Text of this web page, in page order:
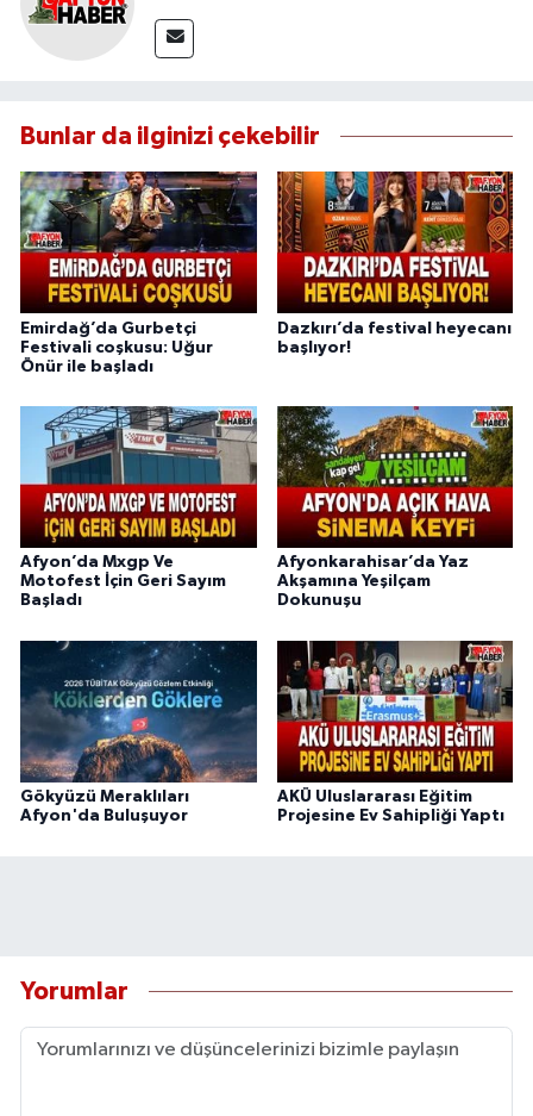
Bunlar da ilginizi çekebilir
Emirdağ’da Gurbetçi
Festivali coşkusu: Uğur
Önür ile başladı
Dazkırı’da festival heyecanı
başlıyor!
Afyon’da Mxgp Ve
Motofest İçin Geri Sayım
Başladı
Afyonkarahisar’da Yaz
Akşamına Yeşilçam
Dokunuşu
Gökyüzü Meraklıları
Afyon'da Buluşuyor
AKÜ Uluslararası Eğitim
Projesine Ev Sahipliği Yaptı
Yorumlar